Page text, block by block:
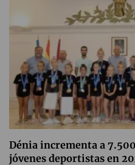
Dénia incrementa a
jóvenes deportistas en